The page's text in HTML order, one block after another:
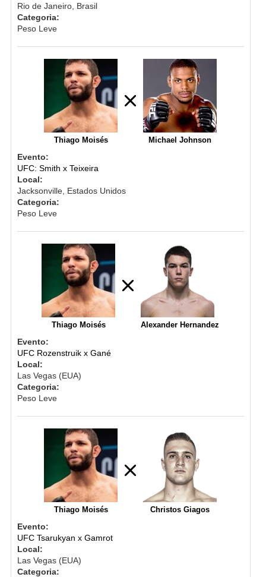
Rio de Janeiro, Brasil
Categoria:
Peso Leve
Thiago Moisés Michael Johnson
Evento:
UFC: Smith x Teixeira
Local:
Jacksonville, Estados Unidos
Categoria:
Peso Leve
Thiago Moisés Alexander Hernandez
Evento:
UFC Rozenstruik x Gané
Local:
Las Vegas (EUA)
Categoria:
Peso Leve
Thiago Moisés Christos Giagos
Evento:
UFC Tsarukyan x Gamrot
Local:
Las Vegas (EUA)
Categoria: